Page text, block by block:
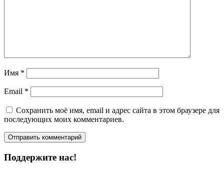
Имя *
Email *
Сохранить моё имя, email и адрес сайта в этом браузере для
последующих моих комментариев.
Поддержите нас!